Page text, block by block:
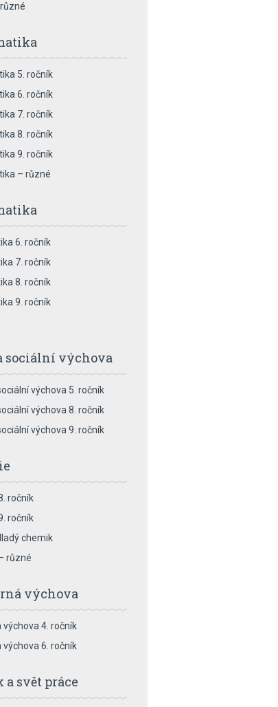
5. ročník
6. ročník
7. ročník
8. ročník
9. ročník
– různé
6. ročník
7. ročník
8. ročník
9. ročník
sociální výchova
výchova 5. ročník
výchova 8. ročník
výchova 9. ročník
ročník
ročník
chemik
různé
výchova
výchova 4. ročník
výchova 6. ročník
a svět práce